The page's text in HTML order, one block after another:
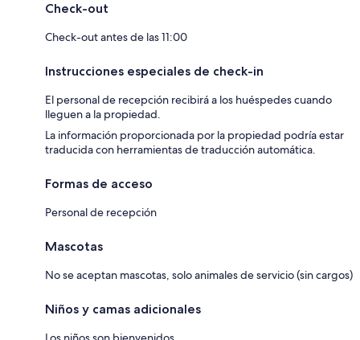
Check-out
Check-out antes de las 11:00
Instrucciones especiales de check-in
El personal de recepción recibirá a los huéspedes cuando
lleguen a la propiedad.
La información proporcionada por la propiedad podría estar
traducida con herramientas de traducción automática.
Formas de acceso
Personal de recepción
Mascotas
No se aceptan mascotas, solo animales de servicio (sin cargos)
Niños y camas adicionales